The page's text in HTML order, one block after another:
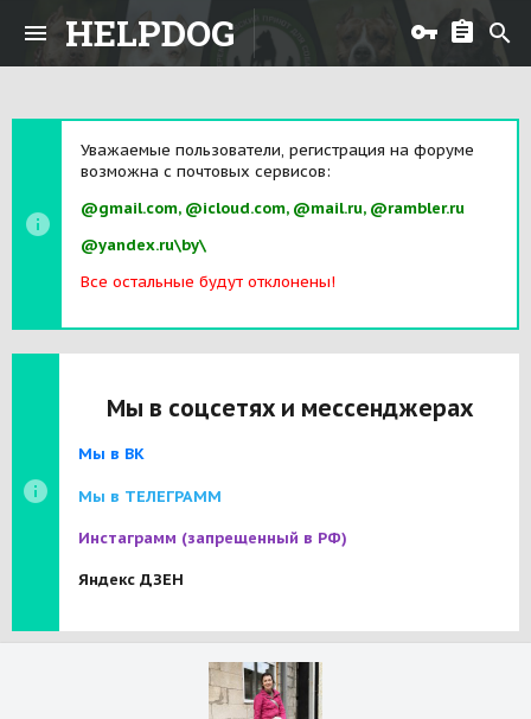
HELPDOG
Уважаемые пользователи, регистрация на форуме
возможна с почтовых сервисов:
@gmail.com, @icloud.com, @mail.ru, @rambler.ru
@yandex.ru\by\
Все остальные будут отклонены!
Мы в соцсетях и мессенджерах
Мы в ВК
Мы в ТЕЛЕГРАММ
Инстаграмм (запрещенный в РФ)
Яндекс ДЗЕН